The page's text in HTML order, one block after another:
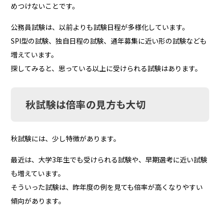
めつけないことです。
公務員試験は、以前よりも試験日程が多様化しています。
SPI型の試験、独自日程の試験、通年募集に近い形の試験なども
増えています。
探してみると、思っている以上に受けられる試験はあります。
秋試験は倍率の見方も大切
秋試験には、少し特徴があります。
最近は、大学3年生でも受けられる試験や、早期選考に近い試験
も増えています。
そういった試験は、昨年度の例を見ても倍率が高くなりやすい
傾向があります。